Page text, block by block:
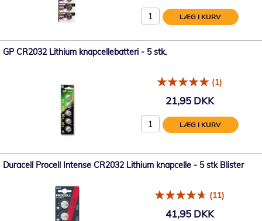
LÆG I KURV
GP CR2032 Lithium knapcellebatteri - 5 stk.
(1)
21,95 DKK
LÆG I KURV
Duracell Procell Intense CR2032 Lithium knapcelle - 5 stk Blister
(11)
41,95 DKK